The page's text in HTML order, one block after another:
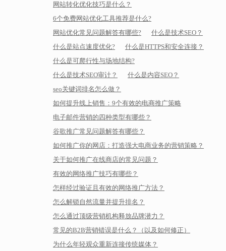
网站转化优化技巧是什么？
6个免费网站优化工具推荐是什么?
网站优化常见问题解答有哪些?
什么是技术SEO？
什么是站点速度优化?
什么是HTTPS和安全连接？
什么是可爬行性与场地结构?
什么是技术SEO审计？
什么是内容SEO？
seo关键词排名怎么做？
如何提升线上销售：9个有效的电商推广策略
电子邮件营销的四种类型有哪些？
谷歌推广常见问题解答有哪些？
如何推广你的网店：打造强大电商业务的营销策略？
关于如何推广在线商店的常见问题？
有效的网络推广技巧有哪些？
怎样经过验证且有效的网络推广方法？
怎么解锁自然流量并提升排名？
怎么通过顶级营销机构释放品牌潜力？
常见的B2B营销错误是什么？（以及如何修正）
为什么年轻观众重新连接传统媒体？